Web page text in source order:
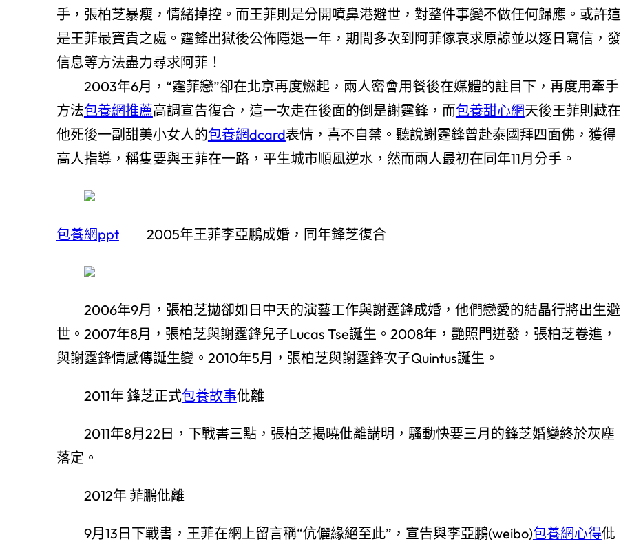
手，張柏芝暴瘦，情緒掉控。而王菲則是分開噴鼻港避世，對整件事變不做任何歸應。或許這
是王菲最寶貴之處。霆鋒出獄後公佈隱退一年，期間多次到阿菲傢哀求原諒並以逐日寫信，發
信息等方法盡力尋求阿菲！
2003年6月，“霆菲戀”卻在北京再度燃起，兩人密會用餐後在媒體的註目下，再度用牽手
方法包養網推薦高調宣告復合，這一次走在後面的倒是謝霆鋒，而包養甜心網天後王菲則藏在
他死後一副甜美小女人的包養網dcard表情，喜不自禁。聽說謝霆鋒曾赴泰國拜四面佛，獲得
高人指導，稱隻要與王菲在一路，平生城市順風逆水，然而兩人最初在同年11月分手。
包養網ppt2005年王菲李亞鵬成婚，同年鋒芝復合
2006年9月，張柏芝拋卻如日中天的演藝工作與謝霆鋒成婚，他們戀愛的結晶行將出生避
世。2007年8月，張柏芝與謝霆鋒兒子Lucas Tse誕生。2008年，艷照門迸發，張柏芝卷進，
與謝霆鋒情感傳誕生變。2010年5月，張柏芝與謝霆鋒次子Quintus誕生。
2011年 鋒芝正式包養故事仳離
2011年8月22日，下戰書三點，張柏芝揭曉仳離講明，騷動快要三月的鋒芝婚變終於灰塵
落定。
2012年 菲鵬仳離
9月13日下戰書，王菲在網上留言稱“伉儷緣絕至此”，宣告與李亞鵬(weibo)包養網心得仳